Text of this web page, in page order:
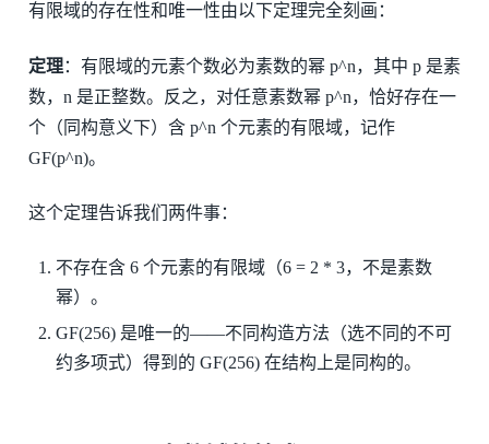
有限域的存在性和唯一性由以下定理完全刻画：
定理：有限域的元素个数必为素数的幂 p^n，其中 p 是素
数，n 是正整数。反之，对任意素数幂 p^n，恰好存在一
个（同构意义下）含 p^n 个元素的有限域，记作
GF(p^n)。
这个定理告诉我们两件事：
不存在含 6 个元素的有限域（6 = 2 * 3，不是素数
幂）。
GF(256) 是唯一的——不同构造方法（选不同的不可
约多项式）得到的 GF(256) 在结构上是同构的。